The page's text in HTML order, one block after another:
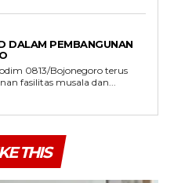
DALAM PEMBANGUNAN
0813/Bojonegoro terus
fasilitas musala dan...
THIS